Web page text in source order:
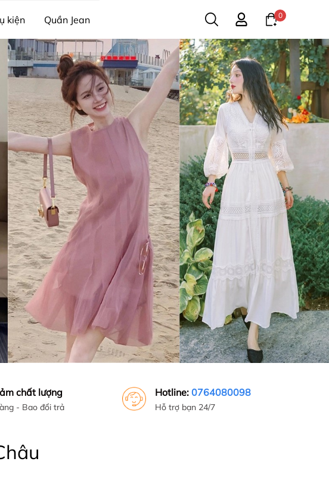
kiện Quần Jean 0
chất lượng
- Bao đổi trả
Hotline: 0764080098
Hỗ trợ bạn 24/7